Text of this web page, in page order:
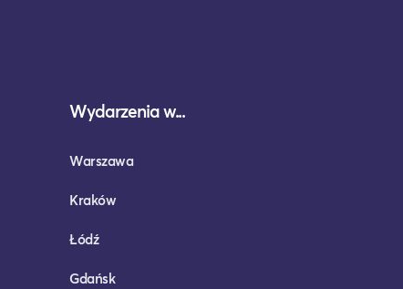
Wydarzenia w...
Warszawa
Kraków
Łódź
Gdańsk